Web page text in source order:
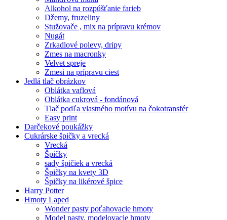
Alkohol na rozpúšťanie farieb
Džemy, fruzeliny
Stužovače , mix na prípravu krémov
Nugát
Zrkadlové polevy, dripy
Zmes na macronky
Velvet spreje
Zmesi na prípravu ciest
Jedlá tlač obrázkov
Oblátka vaflová
Oblátka cukrová - fondánová
Tlač podľa vlastného motívu na čokotransfér
Easy print
Darčekové poukážky
Cukrárske špičky a vrecká
Vrecká
Špičky
sady špičiek a vrecká
Špičky na kvety 3D
Špičky na likérové špice
Harry Potter
Hmoty Laped
Wonder pasty poťahovacie hmoty
Model pasty, modelovacie hmoty